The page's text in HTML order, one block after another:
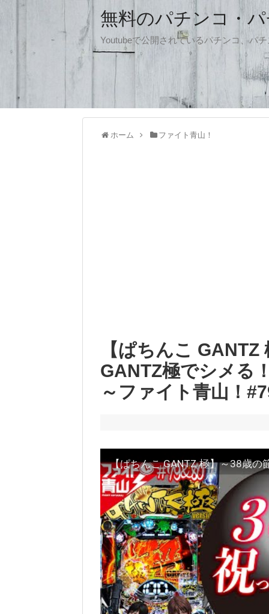
無料のパチンコ・
Youtubeで公開されているパチンコ、パ
ホーム ファイト青山！
【ぱちんこ
GANTZ極でシメる
～ファイト青山！